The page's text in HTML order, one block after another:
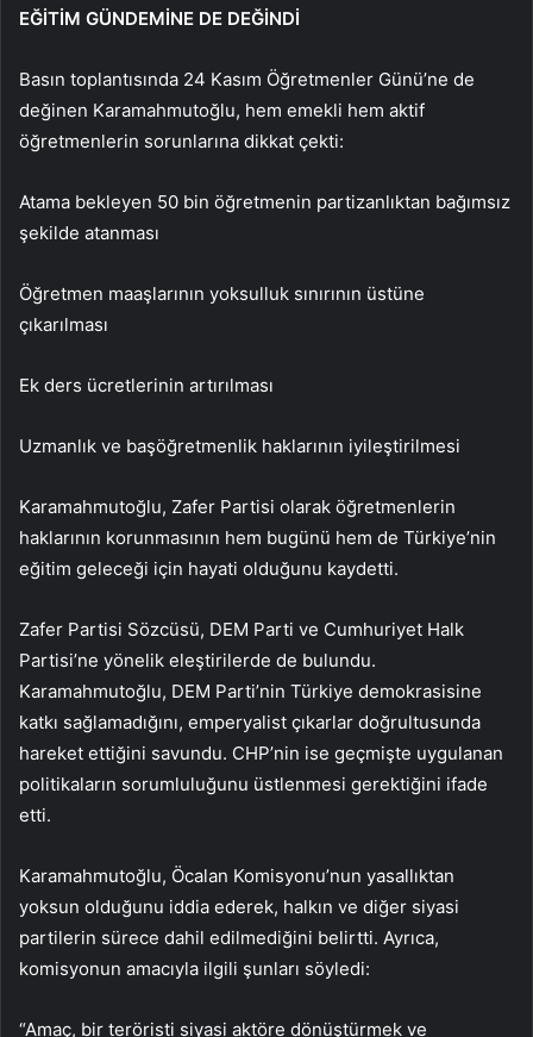
EĞİTİM GÜNDEMİNE DE DEĞİNDİ
Basın toplantısında 24 Kasım Öğretmenler Günü’ne de
değinen Karamahmutoğlu, hem emekli hem aktif
öğretmenlerin sorunlarına dikkat çekti:
Atama bekleyen 50 bin öğretmenin partizanlıktan bağımsız
şekilde atanması
Öğretmen maaşlarının yoksulluk sınırının üstüne
çıkarılması
Ek ders ücretlerinin artırılması
Uzmanlık ve başöğretmenlik haklarının iyileştirilmesi
Karamahmutoğlu, Zafer Partisi olarak öğretmenlerin
haklarının korunmasının hem bugünü hem de Türkiye’nin
eğitim geleceği için hayati olduğunu kaydetti.
Zafer Partisi Sözcüsü, DEM Parti ve Cumhuriyet Halk
Partisi’ne yönelik eleştirilerde de bulundu.
Karamahmutoğlu, DEM Parti’nin Türkiye demokrasisine
katkı sağlamadığını, emperyalist çıkarlar doğrultusunda
hareket ettiğini savundu. CHP’nin ise geçmişte uygulanan
politikaların sorumluluğunu üstlenmesi gerektiğini ifade
etti.
Karamahmutoğlu, Öcalan Komisyonu’nun yasallıktan
yoksun olduğunu iddia ederek, halkın ve diğer siyasi
partilerin sürece dahil edilmediğini belirtti. Ayrıca,
komisyonun amacıyla ilgili şunları söyledi:
“Amaç, bir teröristi siyasi aktöre dönüştürmek ve